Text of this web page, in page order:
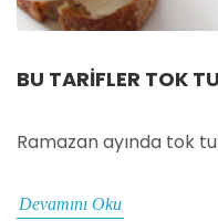
BU TARIFLER TOK
Ramazan ayında tok
Devamını Oku